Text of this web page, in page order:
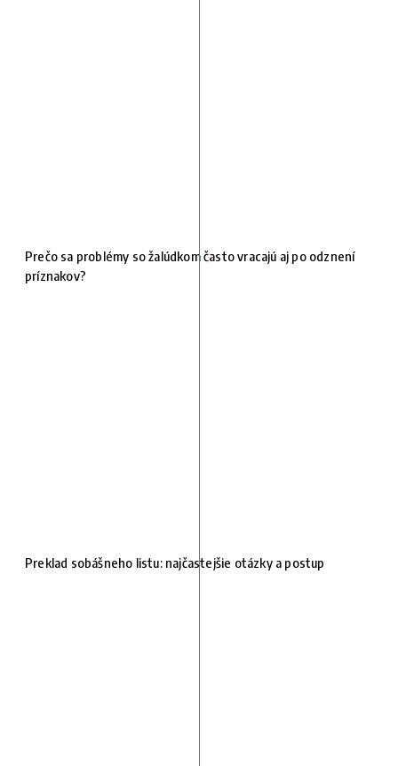
Prečo sa problémy so žalúdkom často vracajú aj po odznení
príznakov?
Preklad sobášneho listu: najčastejšie otázky a postup